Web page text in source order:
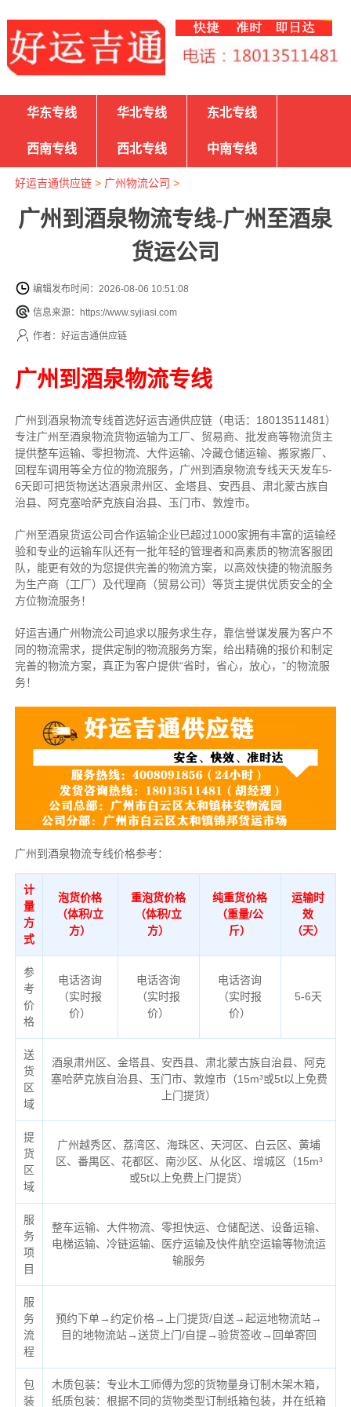
华东专线 华北专线 东北专线
西南专线 西北专线 中南专线
好运吉通供应链> 广州物流公司 >
广州到酒泉物流专线-广州至酒泉
货运公司
编辑发布时间：2026-08-06 10:51:08
信息来源：https://www.syjiasi.com
作者：好运吉通供应链
广州到酒泉物流专线
广州到酒泉物流专线首选好运吉通供应链（电话：18013511481）
专注广州至酒泉物流货物运输为工厂、贸易商、批发商等物流货主
提供整车运输、零担物流、大件运输、冷藏仓储运输、搬家搬厂、
回程车调用等全方位的物流服务，广州到酒泉物流专线天天发车5-
6天即可把货物送达酒泉肃州区、金塔县、安西县、肃北蒙古族自
治县、阿克塞哈萨克族自治县、玉门市、敦煌市。
广州至酒泉货运公司合作运输企业已超过1000家拥有丰富的运输经
验和专业的运输车队还有一批年轻的管理者和高素质的物流客服团
队，能更有效的为您提供完善的物流方案，以高效快捷的物流服务
为生产商（工厂）及代理商（贸易公司）等货主提供优质安全的全
方位物流服务！
好运吉通广州物流公司追求以服务求生存，靠信誉谋发展为客户不
同的物流需求，提供定制的物流服务方案，给出精确的报价和制定
完善的物流方案，真正为客户提供“省时，省心，放心，”的物流服
务！
广州到酒泉物流专线价格参考：
计
量
方
式
泡货价格
（体积/立
方）
重泡货价格
（体积/立
方）
纯重货价格
（重量/公
斤）
运输时
效
（天）
参
考
价
格
电话咨询
（实时报
价）
电话咨询
（实时报
价）
电话咨询
（实时报
价）
5-6天
送
货
区
域
酒泉肃州区、金塔县、安西县、肃北蒙古族自治县、阿克
塞哈萨克族自治县、玉门市、敦煌市（15m³或5t以上免费
上门提货）
提
货
区
域
广州越秀区、荔湾区、海珠区、天河区、白云区、黄埔
区、番禺区、花都区、南沙区、从化区、增城区（15m³
或5t以上免费上门提货）
服
务
项
目
整车运输、大件物流、零担快运、仓储配送、设备运输、
电梯运输、冷链运输、医疗运输及快件航空运输等物流运
输服务
服
务
流
程
预约下单→约定价格→上门提货/自送→起运地物流站→
目的地物流站→送货上门/自提→验货签收→回单寄回
包
装
木质包装：专业木工师傅为您的货物量身订制木架木箱，
纸质包装：根据不同的货物类型订制纸箱包装，并在纸箱